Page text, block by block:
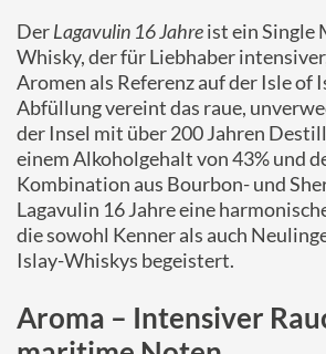
DerLagavulin 16 Jahreist ein Single
Whisky, der für Liebhaber
Aromen als Referenz auf der Isle of
Abfüllung vereint das raue,
der Insel mit über 200 Jahren
einem Alkoholgehalt von 43% und
Kombination aus Bourbon- und
Lagavulin 16 Jahre eine
die sowohl Kenner als auch
Islay-Whiskys begeistert.
Aroma – Intensiver